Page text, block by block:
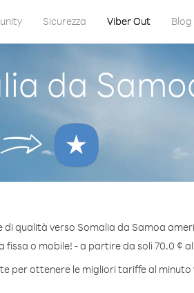
Sicurezza Viber Out Blog
da
qualità verso Somalia da Samoa
fissa o mobile! - a partire da soli 70.0 ¢
per ottenere le migliori tariffe al minuto